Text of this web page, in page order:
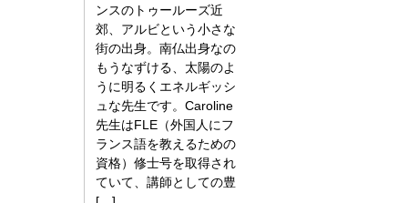
ンスのトゥールーズ近
郊、アルビという小さな
街の出身。南仏出身なの
もうなずける、太陽のよ
うに明るくエネルギッシ
ュな先生です。Caroline
先生はFLE（外国人にフ
ランス語を教えるための
資格）修士号を取得され
ていて、講師としての豊